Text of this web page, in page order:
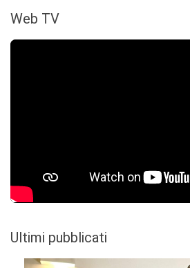
Web TV
Ultimi pubblicati